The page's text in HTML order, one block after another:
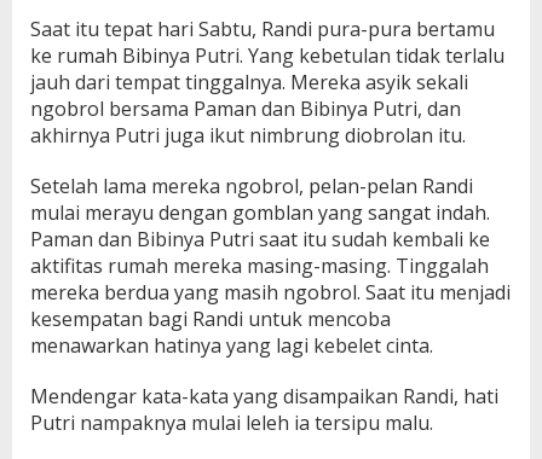
Saat itu tepat hari Sabtu, Randi pura-pura bertamu
ke rumah Bibinya Putri. Yang kebetulan tidak terlalu
jauh dari tempat tinggalnya. Mereka asyik sekali
ngobrol bersama Paman dan Bibinya Putri, dan
akhirnya Putri juga ikut nimbrung diobrolan itu.
Setelah lama mereka ngobrol, pelan-pelan Randi
mulai merayu dengan gomblan yang sangat indah.
Paman dan Bibinya Putri saat itu sudah kembali ke
aktifitas rumah mereka masing-masing. Tinggalah
mereka berdua yang masih ngobrol. Saat itu menjadi
kesempatan bagi Randi untuk mencoba
menawarkan hatinya yang lagi kebelet cinta.
Mendengar kata-kata yang disampaikan Randi, hati
Putri nampaknya mulai leleh ia tersipu malu.